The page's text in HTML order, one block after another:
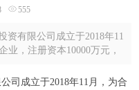
555
资有限公司成立于2018年11
业，注册资本10000万元，
...
司成立于2018年11月，为合